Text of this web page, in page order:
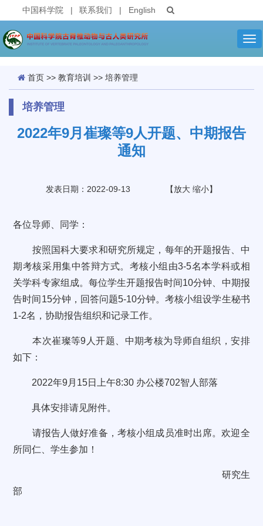
中国科学院 | 联系我们 | English
首页 >> 教育培训 >> 培养管理
培养管理
2022年9月崔璨等9人开题、中期报告
通知
发表日期：2022-09-13 【放大 缩小】
各位导师、同学：
按照国科大要求和研究所规定，每年的开题报告、中
期考核采用集中答辩方式。考核小组由3-5名本学科或相
关学科专家组成。每位学生开题报告时间10分钟、中期报
告时间15分钟，回答问题5-10分钟。考核小组设学生秘书
1-2名，协助报告组织和记录工作。
本次崔璨等9人开题、中期考核为导师自组织，安排
如下：
2022年9月15日上午8:30 办公楼702智人部落
具体安排请见附件。
请报告人做好准备，考核小组成员准时出席。欢迎全
所同仁、学生参加！
研究生
部